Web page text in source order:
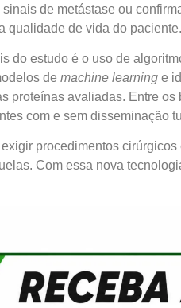
de metástase ou
qualidade de vida do paciente.
do estudo é o uso de
de machine learning e
proteínas avaliadas. Entre
com e sem disseminação
procedimentos
Com essa nova